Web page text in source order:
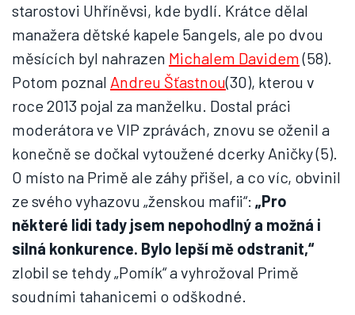
starostovi Uhříněvsi, kde bydlí. Krátce dělal
manažera dětské kapele 5angels, ale po dvou
měsících byl nahrazen Michalem Davidem(58).
Potom poznal Andreu Šťastnou(30), kterou v
roce 2013 pojal za manželku. Dostal práci
moderátora ve VIP zprávách, znovu se oženil a
konečně se dočkal vytoužené dcerky Aničky (5).
O místo na Primě ale záhy přišel, a co víc, obvinil
ze svého vyhazovu „ženskou mafii“: „Pro
některé lidi tady jsem nepohodlný a možná i
silná konkurence. Bylo lepší mě odstranit,“
zlobil se tehdy „Pomík“ a vyhrožoval Primě
soudními tahanicemi o odškodné.